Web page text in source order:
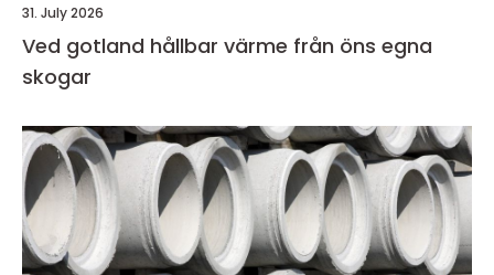
31. July 2026
Ved gotland hållbar värme från öns egna
skogar